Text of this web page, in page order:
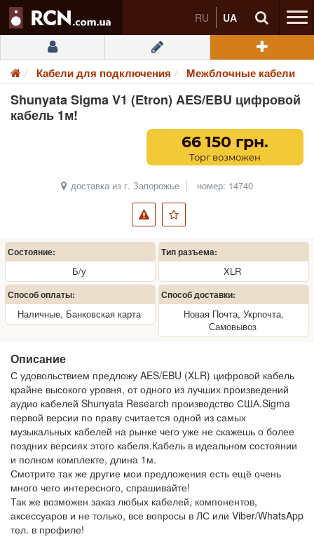
RU UA
Кабели для подключения Межблочные кабели
Shunyata Sigma V1 (Etron) AES/EBU цифровой
кабель 1м!
66 150 грн.
Торг возможен
доставка из г. Запорожье номер: 14740
Состояние:
Б/у
Тип разъема:
XLR
Способ оплаты:
Наличные, Банковская карта
Способ доставки:
Новая Почта, Укрпочта,
Самовывоз
Описание
С удовольствием предложу AES/EBU (XLR) цифровой кабель
крайне высокого уровня, от одного из лучших произведений
аудио кабелей Shunyata Research производство США.Sigma
первой версии по праву считается одной из самых
музыкальных кабелей на рынке чего уже не скажешь о более
поздних версиях этого кабеля.Кабель в идеальном состоянии
и полном комплекте, длина 1м.
Смотрите так же другие мои предложения есть ещё очень
много чего интересного, спрашивайте!
Так же возможен заказ любых кабелей, компонентов,
аксессуаров и не только, все вопросы в ЛС или Viber/WhatsApp
тел. в профиле!